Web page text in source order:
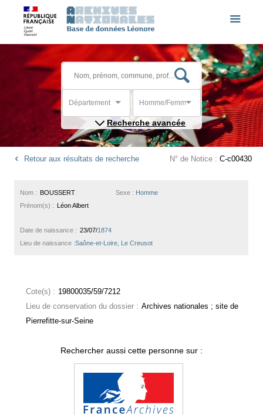
Département Homme/Femme
Recherche avancée
Retour aux résultats de recherche N° de Notice : C-c00430
Sexe : Homme
Nom : BOUSSERT
Prénom(s) : Léon Albert
Date de naissance : 23/07/1874
Lieu de naissance :Saône-et-Loire, Le Creusot
Cote(s) : 19800035/59/7212
Lieu de conservation du dossier : Archives nationales ; site de
Pierrefitte-sur-Seine
Rechercher aussi cette personne sur :